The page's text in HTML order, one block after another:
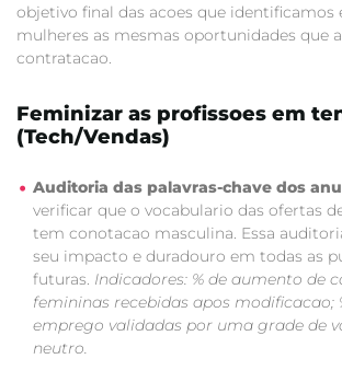
objetivo final das acoes que identificamos
mulheres as mesmas oportunidades que
contratacao.
Feminizar as profissoes em
(Tech/Vendas)
Auditoria das palavras-chave dos
verificar que o vocabulario das ofertas
tem conotacao masculina. Essa
seu impacto e duradouro em todas as
futuras. Indicadores: % de aumento de
femininas recebidas apos modificacao;
emprego validadas por uma grade de
neutro.